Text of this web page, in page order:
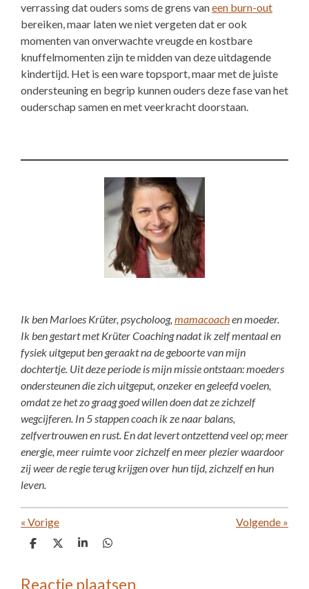
verrassing dat ouders soms de grens vaneen burn-out
bereiken, maar laten we niet vergeten dat er ook
momenten van onverwachte vreugde en kostbare
knuffelmomenten zijn te midden van deze uitdagende
kindertijd. Het is een ware topsport, maar met de juiste
ondersteuning en begrip kunnen ouders deze fase van het
ouderschap samen en met veerkracht doorstaan.
Ik ben Marloes Krüter, psycholoog, mamacoachen moeder.
Ik ben gestart met Krüter Coaching nadat ik zelf mentaal en
fysiek uitgeput ben geraakt na de geboorte van mijn
dochtertje. Uit deze periode is mijn missie ontstaan: moeders
ondersteunen die zich uitgeput, onzeker en geleefd voelen,
omdat ze het zo graag goed willen doen dat ze zichzelf
wegcijferen. In 5 stappen coach ik ze naar balans,
zelfvertrouwen en rust. En dat levert ontzettend veel op; meer
energie, meer ruimte voor zichzelf en meer plezier waardoor
zij weer de regie terug krijgen over hun tijd, zichzelf en hun
leven.
« Vorige Volgende »
D
e
D
l
S
r
D
e
Reactie plaatsen